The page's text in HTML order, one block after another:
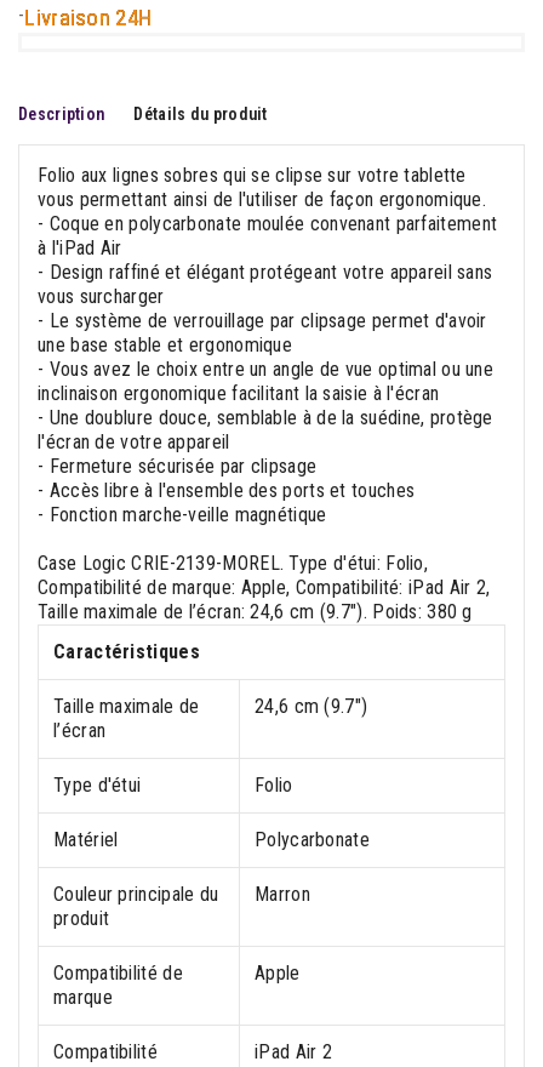
-Livraison 24H
Description Détails du produit
Folio aux lignes sobres qui se clipse sur votre tablette
vous permettant ainsi de l'utiliser de façon ergonomique.
- Coque en polycarbonate moulée convenant parfaitement
à l'iPad Air
- Design raffiné et élégant protégeant votre appareil sans
vous surcharger
- Le système de verrouillage par clipsage permet d'avoir
une base stable et ergonomique
- Vous avez le choix entre un angle de vue optimal ou une
inclinaison ergonomique facilitant la saisie à l'écran
- Une doublure douce, semblable à de la suédine, protège
l'écran de votre appareil
- Fermeture sécurisée par clipsage
- Accès libre à l'ensemble des ports et touches
- Fonction marche-veille magnétique
Case Logic CRIE-2139-MOREL. Type d'étui: Folio,
Compatibilité de marque: Apple, Compatibilité: iPad Air 2,
Taille maximale de l’écran: 24,6 cm (9.7"). Poids: 380 g
Caractéristiques
Taille maximale de
l’écran
24,6 cm (9.7")
Type d'étui Folio
Matériel Polycarbonate
Couleur principale du
produit
Marron
Compatibilité de
marque
Apple
Compatibilité iPad Air 2